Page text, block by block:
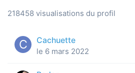
218458 visualisations du profil
Cachuette
le 6 mars 2022